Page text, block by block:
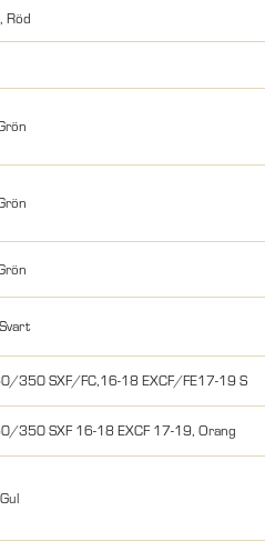
Röd
350 SXF/FC,16-18 EXCF/FE17-19 S
350 SXF 16-18 EXCF 17-19, Orang